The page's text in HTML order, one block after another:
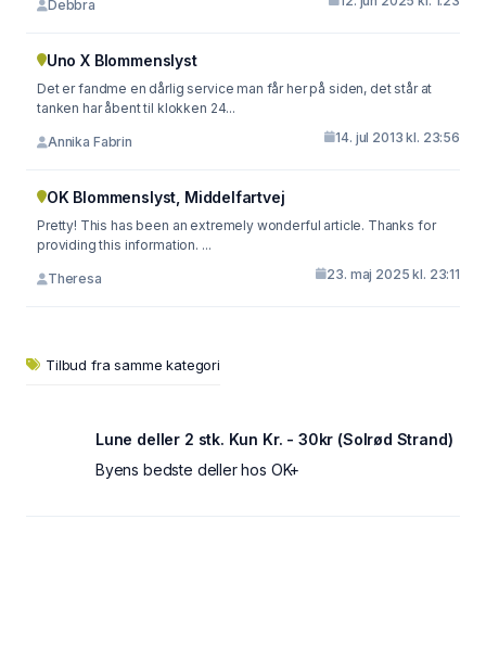
Debbra
Uno X Blommenslyst
Det er fandme en dårlig service man får her på siden, det står at
tanken har åbent til klokken 24...
Annika Fabrin 14. jul 2013 kl. 23:56
OK Blommenslyst, Middelfartvej
Pretty! This has been an extremely wonderful article. Thanks for
providing this information. ...
Theresa 23. maj 2025 kl. 23:11
Tilbud fra samme kategori
Lune deller 2 stk. Kun Kr. - 30kr (Solrød Strand)
Byens bedste deller hos OK+